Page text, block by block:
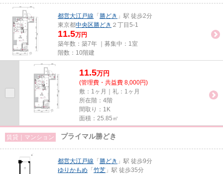
都営大江戸線 「 勝どき 」駅 徒歩2分
東京都中央区勝どき ２丁目5-1
11.5万円
築年数：築7年 ｜募集中： 1室
階数：10階建
11.5万円
(管理費・共益費 8,000円)
敷：1ヶ月｜礼：1ヶ月
所在階：4階
間取り：1K
面積：25.85㎡
賃貸｜マンション プライマル勝どき
都営大江戸線 「 勝どき 」駅 徒歩9分
ゆりかもめ 「 竹芝 」駅 徒歩35分